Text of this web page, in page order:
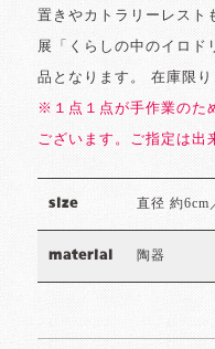
置きやカトラリーレスト
展「くらしの中のイロド
品となります。 在庫限
※１点１点が手作業のた
ございます。ご指定は出
size 直径 約6cm
material 陶器